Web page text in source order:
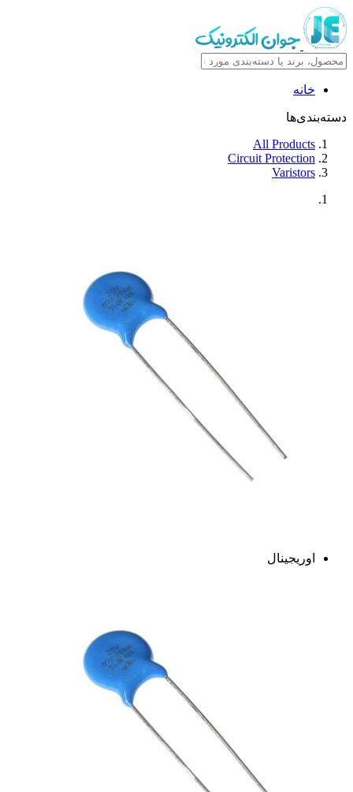
خانه
دسته‌بندی‌ها
All Products
Circuit Protection
Varistors
اوریجینال